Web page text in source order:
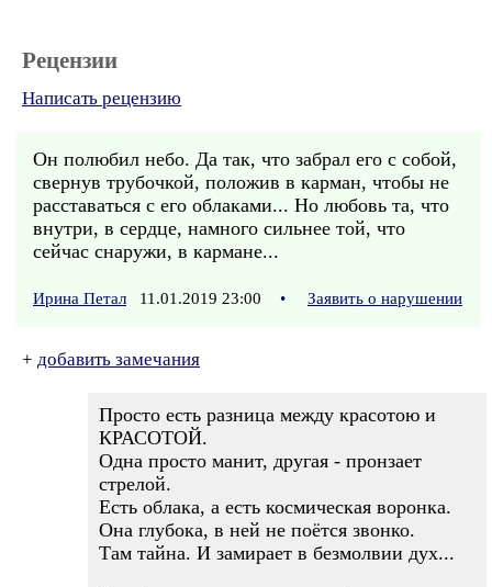
Рецензии
Написать рецензию
Он полюбил небо. Да так, что забрал его с собой,
свернув трубочкой, положив в карман, чтобы не
расставаться с его облаками... Но любовь та, что
внутри, в сердце, намного сильнее той, что
сейчас снаружи, в кармане...
Ирина Петал 11.01.2019 23:00 • Заявить о нарушении
+ добавить замечания
Просто есть разница между красотою и
КРАСОТОЙ.
Одна просто манит, другая - пронзает
стрелой.
Есть облака, а есть космическая воронка.
Она глубока, в ней не поётся звонко.
Там тайна. И замирает в безмолвии дух...